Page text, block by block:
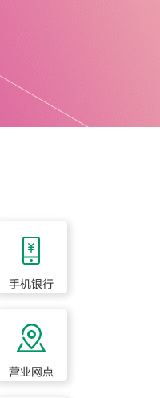
手机银行
营业网点